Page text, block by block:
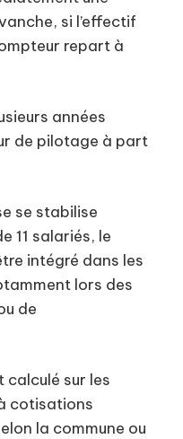
si l’effectif
repart à
années
de pilotage à part
se stabilise
11 salariés, le
intégré dans les
lors des
de
calculé sur les
cotisations
la commune ou